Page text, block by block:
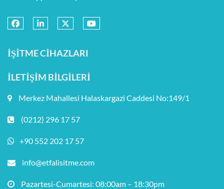
İŞITME CIHAZLARI
İLETIŞIM BILGILERI
Merkez Mahallesi Halaskargazi Caddesi No:149/1
(0212) 296 17 57
+90 552 202 17 57
info@etfalisitme.com
Pazartesi-Cumartesi: 08:00am – 18:30pm